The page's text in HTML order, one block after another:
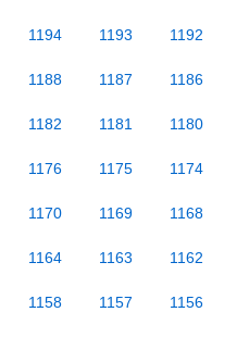
1194 1193 1192
1188 1187 1186
1182 1181 1180
1176 1175 1174
1170 1169 1168
1164 1163 1162
1158 1157 1156